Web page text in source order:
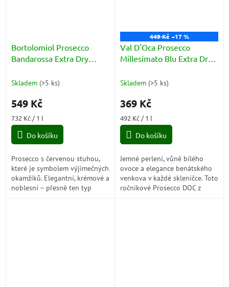
Bortolomiol Prosecco
Bandarossa Extra Dry
Valdobbiadene DOCG
Skladem (>5 ks)
549 Kč
Měrná
cena:
732 Kč / 1 l
Do košíku
Prosecco s červenou stuhou,
které je symbolem výjimečných
okamžiků. Elegantní, krémové a
noblesní – přesně ten typ
449 Kč –17 %
Val D'Oca Prosecco
Millesimato Blu Extra Dry
Skladem (>5 ks)
369 Kč
Měrná
cena:
492 Kč / 1 l
Do košíku
Jemné perlení, vůně bílého
ovoce a elegance benátského
venkova v každé skleničce. Toto
ročníkové Prosecco DOC z